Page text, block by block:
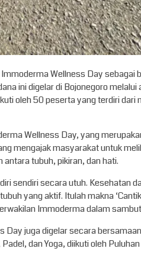
Wellness Day sebagai
ini digelar di Bojonegoro melalui
oleh 50 peserta yang terdiri dari
Wellness Day, yang
mengajak masyarakat untuk
tubuh, pikiran, dan hati.
sendiri secara utuh. Kesehatan
yang aktif. Itulah makna
Immoderma dalam
juga digelar secara
dan Yoga, diikuti oleh